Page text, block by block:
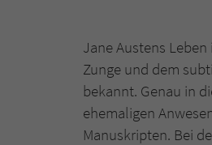
Jane Austens
Zunge und dem
bekannt. Genau in
ehemaligen
Manuskripten. Bei